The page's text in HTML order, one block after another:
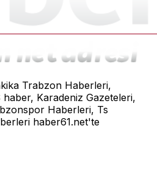
Trabzon Haberleri,
Karadeniz Gazeteleri,
Haberleri, Ts
haber61.net'te